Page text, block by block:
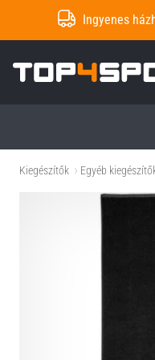
Ingyenes
Kiegészítők Egyéb